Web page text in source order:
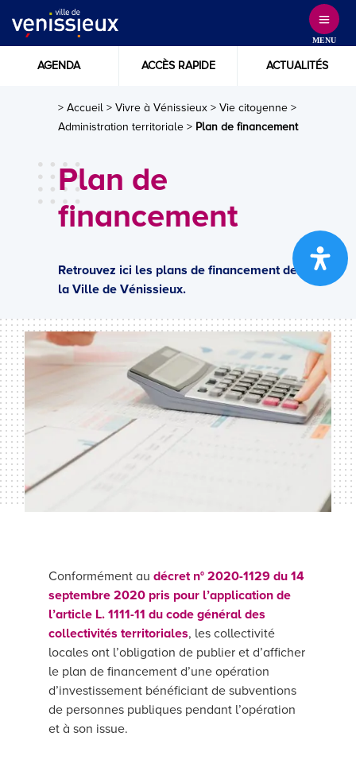
Content
MENU
AGENDA ACCÈS RAPIDE ACTUALITÉS
> Accueil> Vivre à Vénissieux> Vie citoyenne>
Administration territoriale> Plan de financement
Plan de
financement
Retrouvez ici les plans de financement de
la Ville de Vénissieux.
Conformément au décret n° 2020-1129 du 14
septembre 2020 pris pour l’application de
l’article L. 1111-11 du code général des
collectivités territoriales, les collectivité
locales ont l’obligation de publier et d’afficher
le plan de financement d’une opération
d’investissement bénéficiant de subventions
de personnes publiques pendant l’opération
et à son issue.